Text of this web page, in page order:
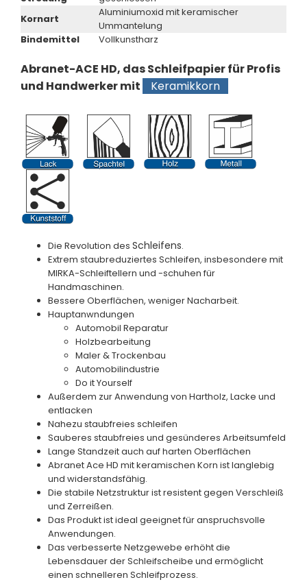
Kornart
Aluminiumoxid mit keramischer
Ummantelung
Bindemittel
Vollkunstharz
Abranet-ACE HD, das Schleifpapier für Profis
und Handwerker mit
Keramikkorn
Die Revolution des Schleifens.
Extrem staubreduziertes Schleifen, insbesondere mit
MIRKA-Schleiftellern und -schuhen für
Handmaschinen.
Bessere Oberflächen, weniger Nacharbeit.
Hauptanwndungen
Automobil Reparatur
Holzbearbeitung
Maler & Trockenbau
Automobilindustrie
Do it Yourself
Außerdem zur Anwendung von Hartholz, Lacke und
entlacken
Nahezu staubfreies schleifen
Sauberes staubfreies und gesünderes Arbeitsumfeld
Lange Standzeit auch auf harten Oberflächen
Abranet Ace HD mit keramischen Korn ist langlebig
und widerstandsfähig.
Die stabile Netzstruktur ist resistent gegen Verschleiß
und Zerreißen.
Das Produkt ist ideal geeignet für anspruchsvolle
Anwendungen.
Das verbesserte Netzgewebe erhöht die
Lebensdauer der Schleifscheibe und ermöglicht
einen schnelleren Schleifprozess.